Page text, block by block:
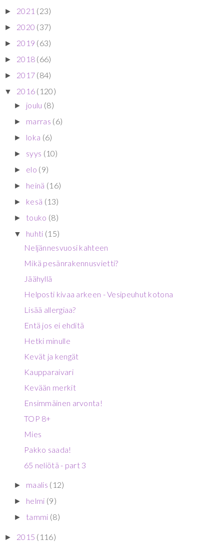
► 2021 (23)
► 2020 (37)
► 2019 (63)
► 2018 (66)
► 2017 (84)
▼ 2016 (120)
► joulu (8)
► marras (6)
► loka (6)
► syys (10)
► elo (9)
► heinä (16)
► kesä (13)
► touko (8)
▼ huhti (15)
Neljännesvuosi kahteen
Mikä pesänrakennusvietti?
Jäähyllä
Helposti kivaa arkeen - Vesipeuhut kotona
Lisää allergiaa?
Entä jos ei ehditä
Hetki minulle
Kevät ja kengät
Kaupparaivari
Kevään merkit
Ensimmäinen arvonta!
TOP 8+
Mies
Pakko saada!
65 neliötä - part 3
► maalis (12)
► helmi (9)
► tammi (8)
► 2015 (116)